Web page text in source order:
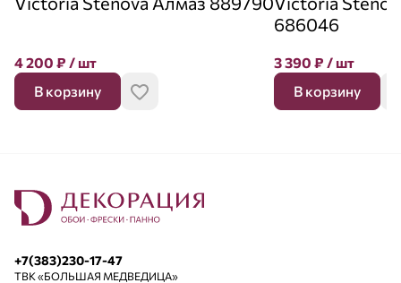
4 200 ₽ / шт
В корзину
686046
3 390 ₽ / шт
В корзину
+7(383)230-17-47
ТВК «БОЛЬШАЯ МЕДВЕДИЦА»